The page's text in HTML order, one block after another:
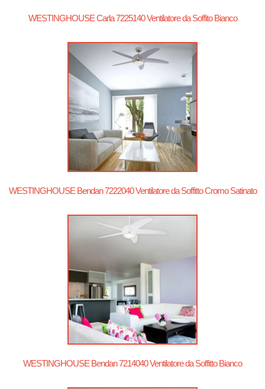
WESTINGHOUSE Carla 7225140 Ventilatore da Soffito Bianco
WESTINGHOUSE Bendan 7222040 Ventilatore da Soffitto Cromo Satinato
WESTINGHOUSE Bendan 7214040 Ventilatore da Soffitto Bianco